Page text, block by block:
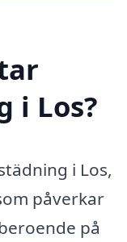
i Los?
i Los,
påverkar
på